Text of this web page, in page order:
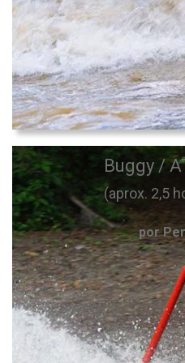
Buggy /
(aprox. 2,5
por